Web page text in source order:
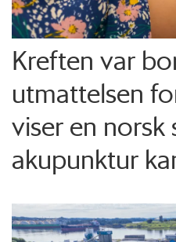
Kreften var
utmattelsen
viser en norsk
akupunktur